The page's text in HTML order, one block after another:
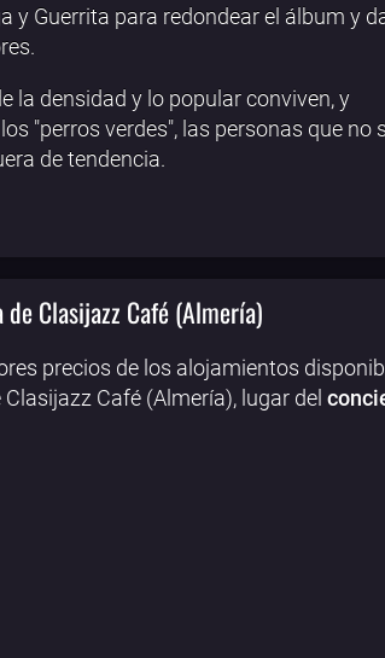
y Guerrita para redondear el álbum y
la densidad y lo popular conviven, y
"perros verdes", las personas que no
de tendencia.
Clasijazz Café (Almería)
precios de los alojamientos
Café (Almería), lugar del